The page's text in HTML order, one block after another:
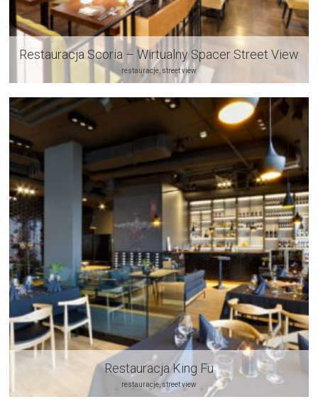
Restauracja Scoria – Wirtualny Spacer Street View
restauracje, street view
Restauracja King Fu
restauracje, street view